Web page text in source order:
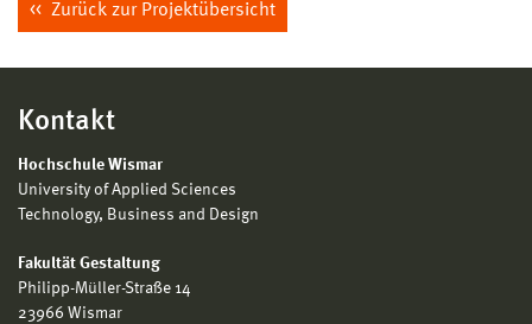
Zurück zur Projektübersicht
Kontakt
Hochschule Wismar
University of Applied Sciences
Technology, Business and Design
Fakultät Gestaltung
Philipp-Müller-Straße 14
23966 Wismar